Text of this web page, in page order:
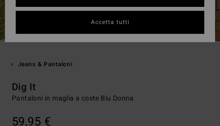
Jeans & Pantaloni
Dig It
Pantaloni in maglia a coste Blu Donna
59,95 €
Accetta tutti